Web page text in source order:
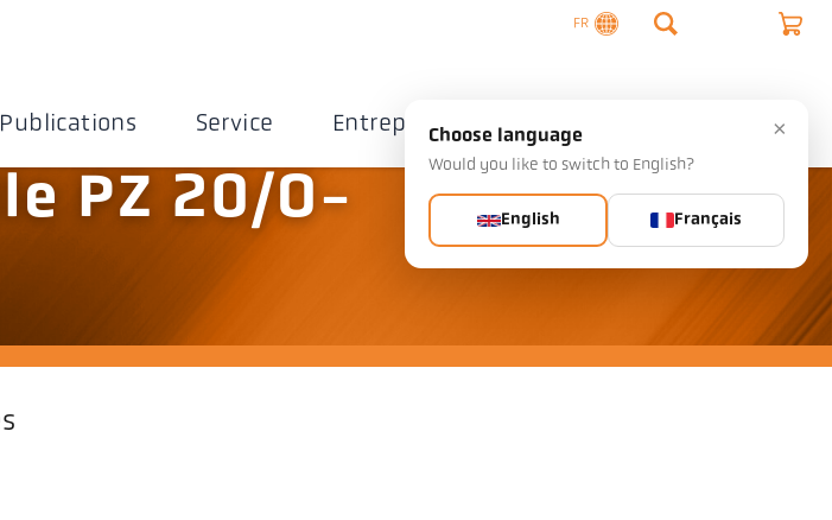
FR
Publications Service Entreprise Contact
PZ 20/O-
×
Choose language
Would you like to switch to English?
English Français